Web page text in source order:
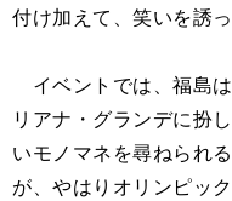
付け加えて、笑いを誘っ
イベントでは、福島
リアナ・グランデに扮
いモノマネを尋ねられ
が、やはりオリンピッ